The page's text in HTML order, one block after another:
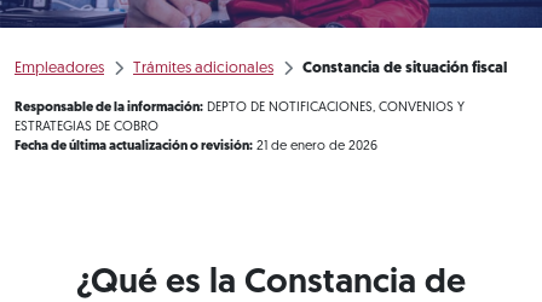
Empleadores Trámites adicionales Constancia de situación fiscal
Responsable de la información: DEPTO DE NOTIFICACIONES, CONVENIOS Y
ESTRATEGIAS DE COBRO
Fecha de última actualización o revisión: 21 de enero de 2026
¿Qué es la Constancia de